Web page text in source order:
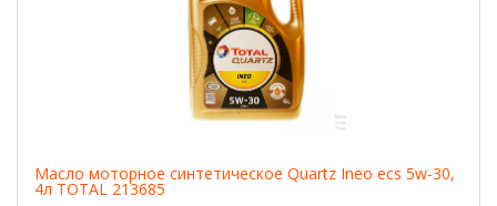
Масло моторное синтетическое Quartz Ineo ecs 5w-30,
4л TOTAL 213685